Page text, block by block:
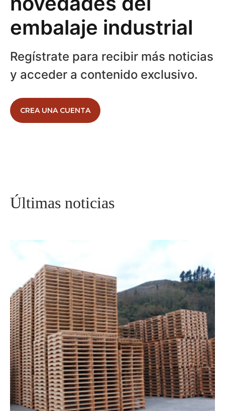
embalaje industrial
Regístrate para recibir más noticias
y acceder a contenido exclusivo.
CREA UNA CUENTA
Últimas noticias